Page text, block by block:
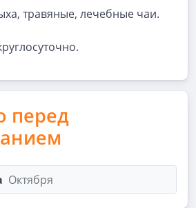
травяные, лечебные чаи.
перед
Октября